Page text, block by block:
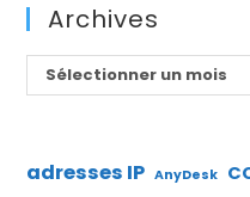
Archives
Archives
Sélectionner un mois
adresses IP AnyDesk